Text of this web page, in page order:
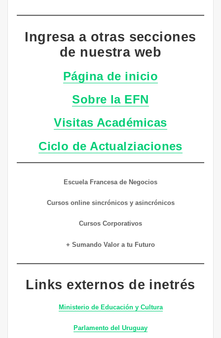
Ingresa a otras secciones
de nuestra web
Página de inicio
Sobre la EFN
Visitas Académicas
Ciclo de Actualziaciones
Escuela Francesa de Negocios
Cursos online sincrónicos y asincrónicos
Cursos Corporativos
+ Sumando Valor a tu Futuro
Links externos de inetrés
Ministerio de Educación y Cultura
Parlamento del Uruguay